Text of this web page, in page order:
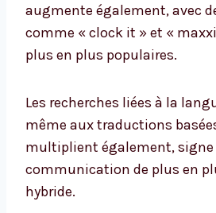
augmente également, avec
comme « clock it » et «
plus en plus populaires.
Les recherches liées à la
même aux traductions
multiplient également, signe
communication de plus en
hybride.